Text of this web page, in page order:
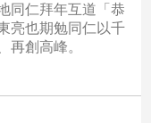
同仁拜年互道「恭
亮也期勉同仁以千
再創高峰。